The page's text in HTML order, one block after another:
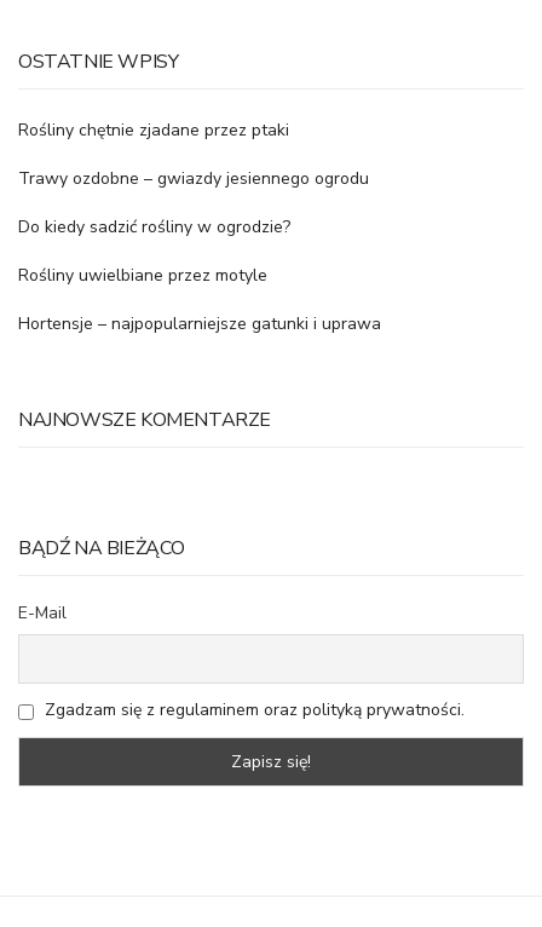
OSTATNIE WPISY
Rośliny chętnie zjadane przez ptaki
Trawy ozdobne – gwiazdy jesiennego ogrodu
Do kiedy sadzić rośliny w ogrodzie?
Rośliny uwielbiane przez motyle
Hortensje – najpopularniejsze gatunki i uprawa
NAJNOWSZE KOMENTARZE
BĄDŹ NA BIEŻĄCO
E-Mail
Zgadzam się z regulaminem oraz polityką prywatności.